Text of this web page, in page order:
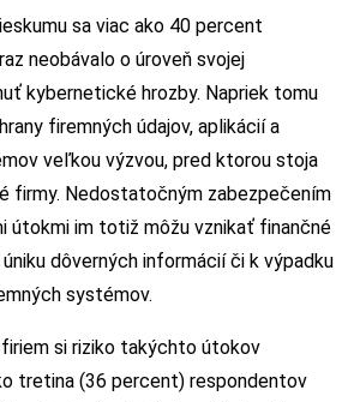
sa viac ako 40 percent
neobávalo o úroveň svojej
kybernetické hrozby. Napriek tomu
firemných údajov, aplikácií a
veľkou výzvou, pred ktorou stoja
firmy. Nedostatočným zabezpečením
útokmi im totiž môžu vznikať finančné
dôverných informácií či k výpadku
systémov.
si riziko takýchto útokov
tretina (36 percent) respondentov